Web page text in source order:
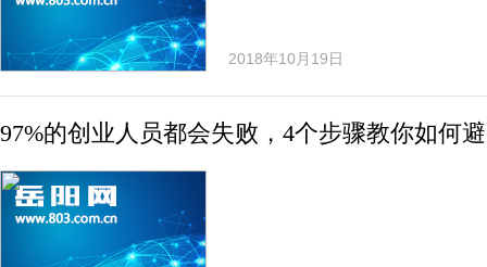
2018年10月19日
97%的创业人员都会失败，4个步骤教你如何